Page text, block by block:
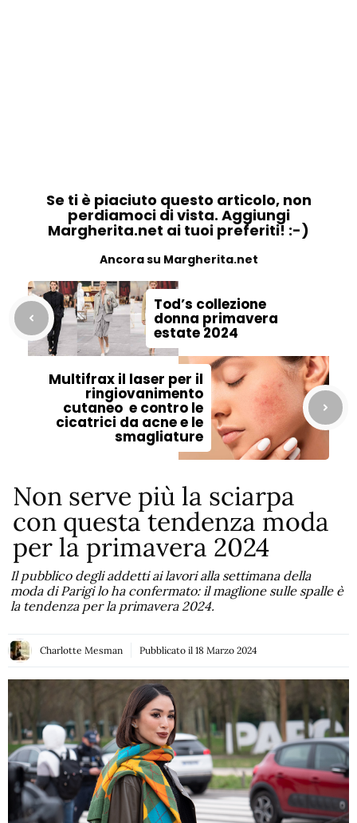
Se ti è piaciuto questo articolo, non
perdiamoci di vista. Aggiungi
Margherita.net ai tuoi preferiti! :-)
Ancora su Margherita.net
Tod’s collezione
donna primavera
estate 2024
Multifrax il laser per il
ringiovanimento
cutaneo e contro le
cicatrici da acne e le
smagliature
Non serve più la sciarpa
con questa tendenza moda
per la primavera 2024
Il pubblico degli addetti ai lavori alla settimana della
moda di Parigi lo ha confermato: il maglione sulle spalle è
la tendenza per la primavera 2024.
Charlotte Mesman Pubblicato il 18 Marzo 2024